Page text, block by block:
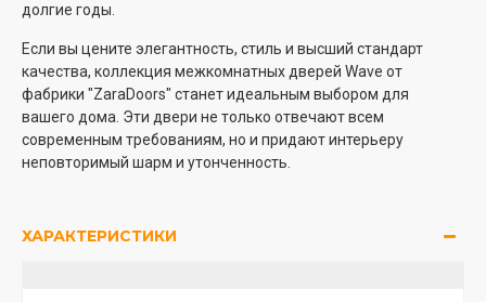
долгие годы.
Если вы цените элегантность, стиль и высший стандарт
качества, коллекция межкомнатных дверей Wave от
фабрики "ZaraDoors" станет идеальным выбором для
вашего дома. Эти двери не только отвечают всем
современным требованиям, но и придают интерьеру
неповторимый шарм и утонченность.
ХАРАКТЕРИСТИКИ